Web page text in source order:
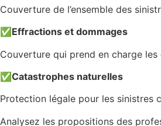
Couverture de l’ensemble des
✅ Effractions et dommages
Couverture qui prend en charge
✅Catastrophes naturelles
Protection légale pour les sinistres
Analysez les propositions des